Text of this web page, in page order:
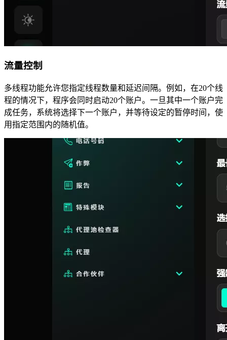
流量控制
多线程功能允许您指定线程数量和延迟间隔。例如，在20个线
程的情况下，程序会同时启动20个账户。一旦其中一个账户完
成任务，系统将选择下一个账户，并等待设定的暂停时间，使
用指定范围内的随机值。